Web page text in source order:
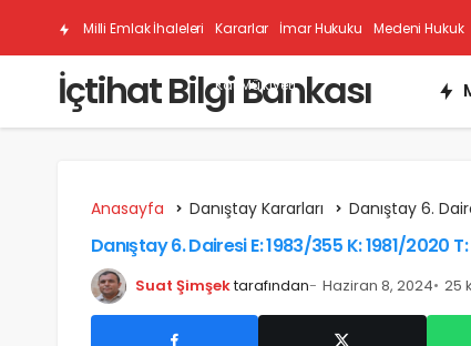
Milli Emlak İhaleleri Kararlar İmar Hukuku Medeni Hukuk
Kat Mülkiyeti
İçtihat Bilgi Bankası
Anasayfa Danıştay Kararları Danıştay 6.
Danıştay 6. Dairesi E: 1983/355 K: 1981/2020
Suat Şimşektarafından Haziran 8, 2024 25